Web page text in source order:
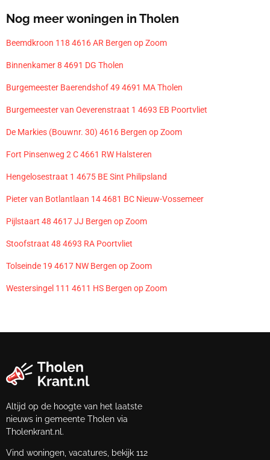
Nog meer woningen in Tholen
Beemdkroon 118 4616 AR Bergen op Zoom
Binnenkamer 8 4691 DG Tholen
Burgemeester Baerendshof 49 4691 MA Tholen
Burgemeester van Oeverenstraat 1 4693 EB Poortvliet
De Markies (Bouwnr. 30) 4616 Bergen op Zoom
Fort Pinsenweg 2 C 4661 RW Halsteren
Hengelosestraat 1 4675 BE Sint Philipsland
Pieter van Botlantlaan 14 4681 BC Nieuw-Vossemeer
Pijlstaart 48 4617 JJ Bergen op Zoom
Stoofstraat 48 4693 RA Poortvliet
Tolseinde 19 4617 NW Bergen op Zoom
Westersingel 111 4611 HS Bergen op Zoom
Altijd op de hoogte van het laatste
nieuws in gemeente Tholen via
Tholenkrant.nl.
Vind woningen, vacatures, bekijk 112